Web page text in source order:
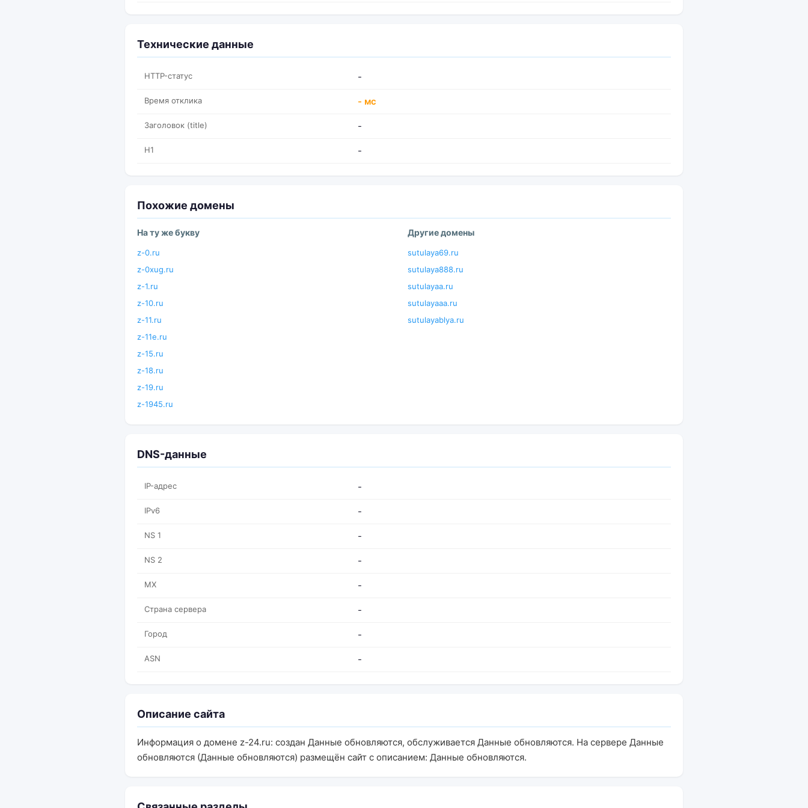
Технические данные
HTTP-статус -
Время отклика - мс
Заголовок (title) -
H1 -
Похожие домены
На ту же букву
z-0.ru
z-0xug.ru
z-1.ru
z-10.ru
z-11.ru
z-11e.ru
z-15.ru
z-18.ru
z-19.ru
z-1945.ru
Другие домены
sutulaya69.ru
sutulaya888.ru
sutulayaa.ru
sutulayaaa.ru
sutulayablya.ru
DNS-данные
IP-адрес -
IPv6 -
NS 1 -
NS 2 -
MX -
Страна сервера -
Город -
ASN -
Описание сайта
Информация о домене z-24.ru: создан Данные обновляются, обслуживается Данные обновляются. На сервере Данные
обновляются (Данные обновляются) размещён сайт с описанием: Данные обновляются.